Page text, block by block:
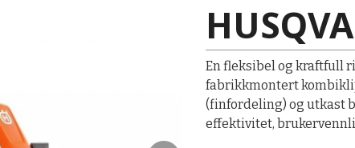
En fleksibel og kraftfull
fabrikkmontert
(finfordeling) og utkast
effektivitet,